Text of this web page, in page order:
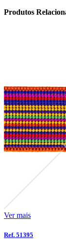
Produtos
Ver mais
Ref. 51395